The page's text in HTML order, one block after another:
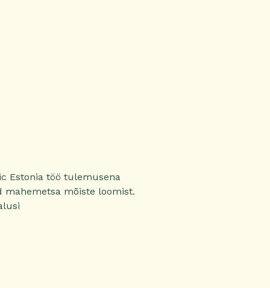
Estonia töö tulemusena
mõiste loomist.